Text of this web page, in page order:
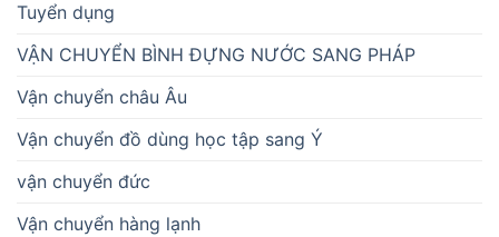
Tuyển dụng
VẬN CHUYỂN BÌNH ĐỰNG NƯỚC SANG PHÁP
Vận chuyển châu Âu
Vận chuyển đồ dùng học tập sang Ý
vận chuyển đức
Vận chuyển hàng lạnh